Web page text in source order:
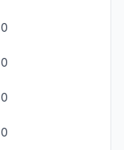
0
0
0
0